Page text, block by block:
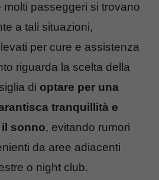
molti passeggeri si trovano
a tali situazioni,
per cure e assistenza
riguarda la scelta della
di optare per una
tranquillità e
sonno, evitando rumori
da aree adiacenti
o night club.